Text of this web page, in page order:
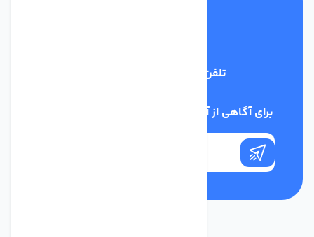
تلفن پشتیبانی
برای آگاهی از آخرین اخبار در خبرنامه ما عضو شوید